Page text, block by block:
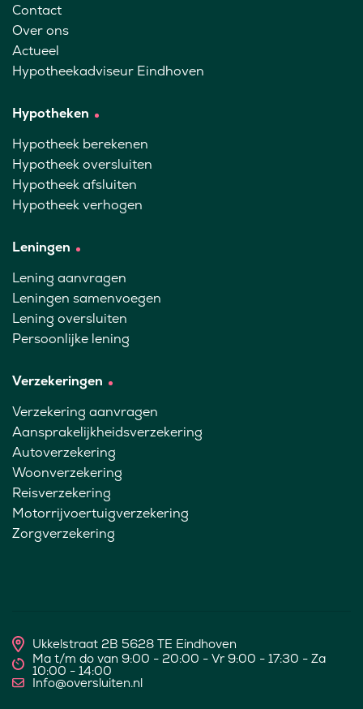
Contact
Over ons
Actueel
Hypotheekadviseur Eindhoven
Hypotheken
Hypotheek berekenen
Hypotheek oversluiten
Hypotheek afsluiten
Hypotheek verhogen
Leningen
Lening aanvragen
Leningen samenvoegen
Lening oversluiten
Persoonlijke lening
Verzekeringen
Verzekering aanvragen
Aansprakelijkheidsverzekering
Autoverzekering
Woonverzekering
Reisverzekering
Motorrijvoertuigverzekering
Zorgverzekering
Ukkelstraat 2B 5628 TE Eindhoven
Ma t/m do van 9:00 - 20:00 - Vr 9:00 - 17:30 - Za
10:00 - 14:00
Info@oversluiten.nl